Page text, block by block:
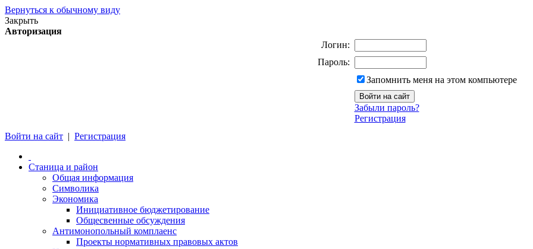
Вернуться к обычному виду
Закрыть
Авторизация
Логин:
Пароль:
Запомнить меня на этом компьютере
Забыли пароль?
Регистрация
Войти на сайт | Регистрация
Станица и район
Общая информация
Символика
Экономика
Инициативное бюджетирование
Общесвенные обсуждения
Антимонопольный комплаенс
Проекты нормативных правовых актов